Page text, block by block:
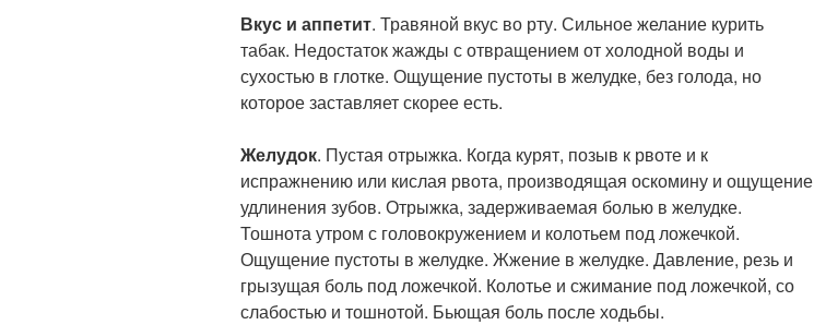
Вкус и аппетит. Травяной вкус во рту. Сильное желание курить
табак. Недостаток жажды с отвращением от холодной воды и
сухостью в глотке. Ощущение пустоты в желудке, без голода, но
которое заставляет скорее есть.
Желудок. Пустая отрыжка. Когда курят, позыв к рвоте и к
испражнению или кислая рвота, производящая оскомину и ощущение
удлинения зубов. Отрыжка, задерживаемая болью в желудке.
Тошнота утром с головокружением и колотьем под ложечкой.
Ощущение пустоты в желудке. Жжение в желудке. Давление, резь и
грызущая боль под ложечкой. Колотье и сжимание под ложечкой, со
слабостью и тошнотой. Бьющая боль после ходьбы.